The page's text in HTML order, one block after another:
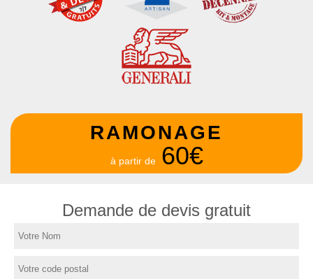
RAMONAGE
à partir de 60€
Demande de devis gratuit